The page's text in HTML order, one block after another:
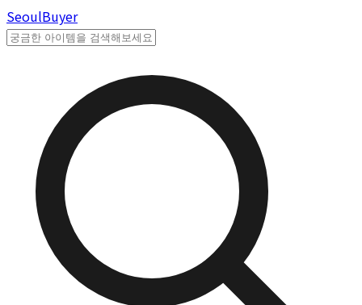
SeoulBuyer